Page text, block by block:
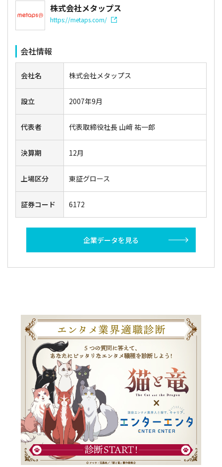
株式会社メタップス
https://metaps.com/
会社情報
会社名 株式会社メタップス
設立 2007年9月
代表者 代表取締役社長 山﨑 祐一郎
決算期 12月
上場区分 東証グロース
証券コード 6172
企業データを見る